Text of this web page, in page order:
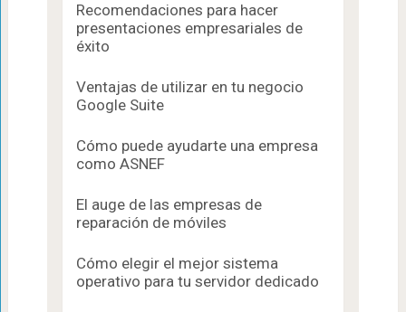
Recomendaciones para hacer
presentaciones empresariales de
éxito
Ventajas de utilizar en tu negocio
Google Suite
Cómo puede ayudarte una empresa
como ASNEF
El auge de las empresas de
reparación de móviles
Cómo elegir el mejor sistema
operativo para tu servidor dedicado